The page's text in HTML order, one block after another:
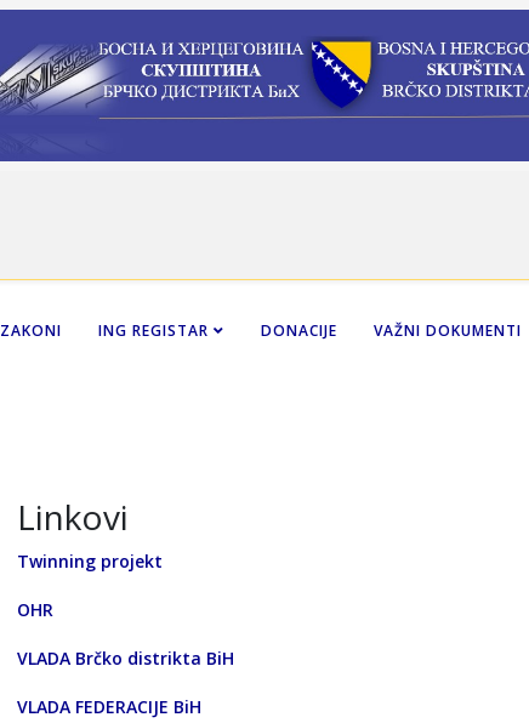
ZAKONI ING REGISTAR DONACIJE VAŽNI DOKUMENTI
Linkovi
Twinning projekt
OHR
VLADA Brčko distrikta BiH
VLADA FEDERACIJE BiH